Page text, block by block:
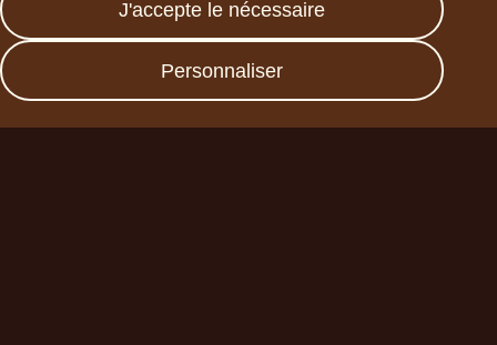
J'accepte le nécessaire
Personnaliser
Data protection
Imprint